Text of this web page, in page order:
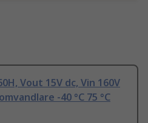
Vout 15V dc, Vin 160V
-40 °C 75 °C